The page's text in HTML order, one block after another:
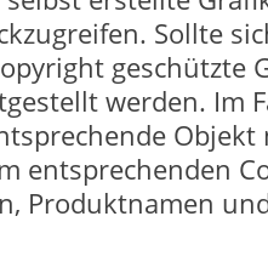
Sollte
geschützte
werden. Im
Objekt
entsprechenden
Produktnamen